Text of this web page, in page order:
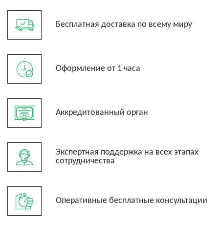
Бесплатная доставка по всему миру
Оформление от 1 часа
Аккредитованный орган
Экспертная поддержка на всех этапах
сотрудничества
Оперативные бесплатные консультации